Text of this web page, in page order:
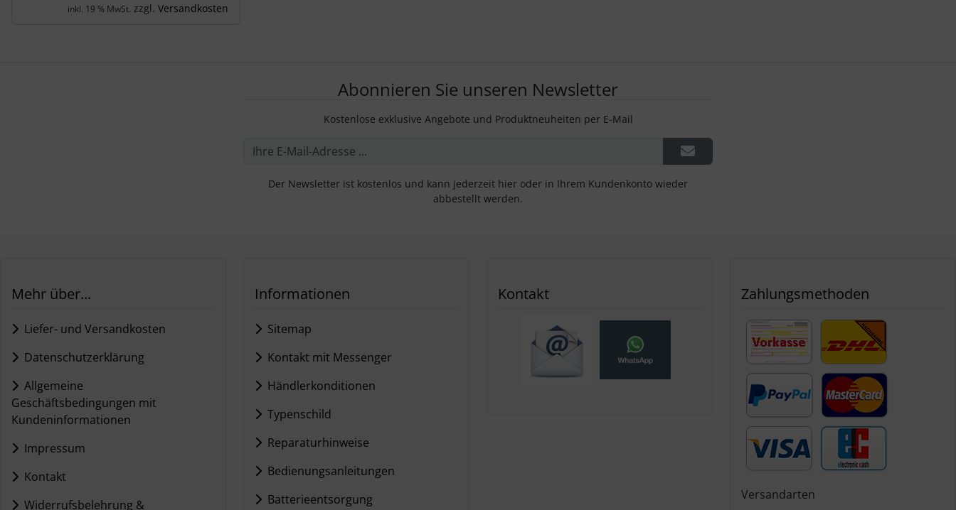
inkl. 19 % MwSt. zzgl. Versandkosten
Abonnieren Sie unseren Newsletter
Kostenlose exklusive Angebote und Produktneuheiten per E-Mail
Der Newsletter ist kostenlos und kann jederzeit hier oder in Ihrem Kundenkonto wieder
abbestellt werden.
Mehr über...
Liefer- und Versandkosten
Datenschutzerklärung
Allgemeine
Geschäftsbedingungen mit
Kundeninformationen
Impressum
Kontakt
Widerrufsbelehrung &
Informationen
Sitemap
Kontakt mit Messenger
Händlerkonditionen
Typenschild
Reparaturhinweise
Bedienungsanleitungen
Batterieentsorgung
Kontakt Zahlungsmethoden
Versandarten